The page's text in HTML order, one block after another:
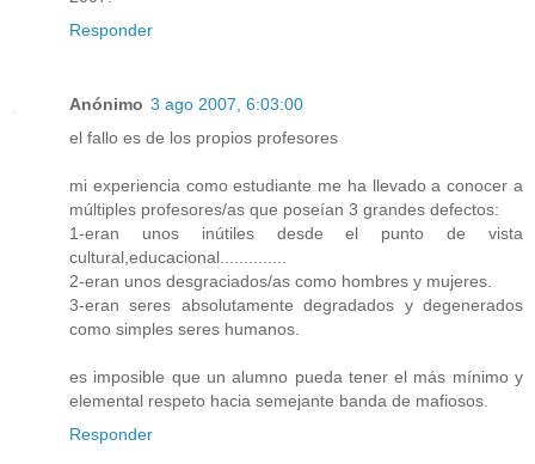
Responder
Anónimo 3 ago 2007, 6:03:00
el fallo es de los propios profesores
mi experiencia como estudiante me ha llevado a conocer a
múltiples profesores/as que poseían 3 grandes defectos:
1-eran unos inútiles desde el punto de vista
cultural,educacional..............
2-eran unos desgraciados/as como hombres y mujeres.
3-eran seres absolutamente degradados y degenerados
como simples seres humanos.
es imposible que un alumno pueda tener el más mínimo y
elemental respeto hacia semejante banda de mafiosos.
Responder